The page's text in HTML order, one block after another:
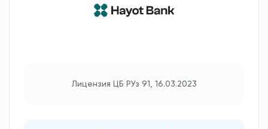
Лицензия ЦБ РУз 91, 16.03.2023